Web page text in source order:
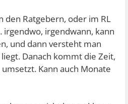
Ratgebern, oder im RL
irgendwo, irgendwann, kann
und dann versteht man
Danach kommt die Zeit,
Kann auch Monate